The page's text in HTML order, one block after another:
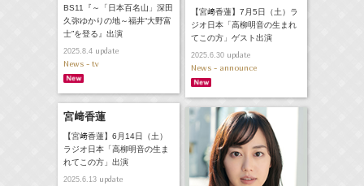
BS11『～「日本百名山」深田
久弥ゆかりの地～福井“大野富
士”を登る』出演
2025.8.4update
News - tv
【宮﨑香蓮】7月5日（土）ラ
ジオ日本「高柳明音の生まれ
てこの方」ゲスト出演
2025.6.30update
News - announce
宮﨑香蓮
【宮﨑香蓮】6月14日（土）
ラジオ日本「高柳明音の生ま
れてこの方」出演
2025.6.13update